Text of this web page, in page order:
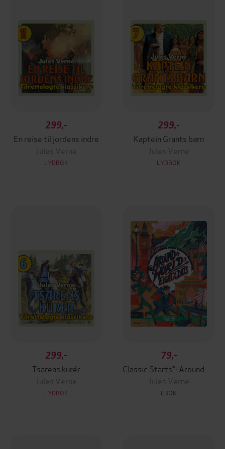
299,-
En reise til jordens indre
Jules Verne
LYDBOK
299,-
Kaptein Grants barn
Jules Verne
LYDBOK
299,-
Tsarens kurér
Jules Verne
LYDBOK
79,-
Jules Verne
EBOK